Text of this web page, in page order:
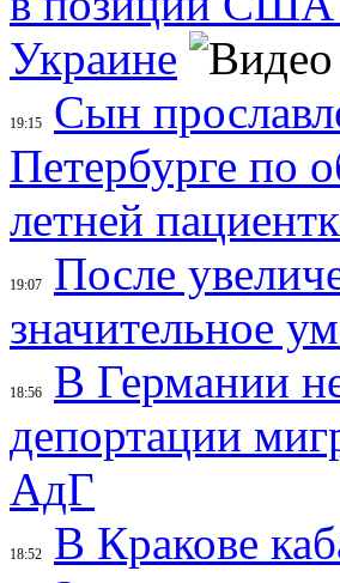
Украине
19:15
Сын
Петербурге по
летней
19:07
После
значительное
18:56
В Германии
депортации
АдГ
18:52 В Кракове